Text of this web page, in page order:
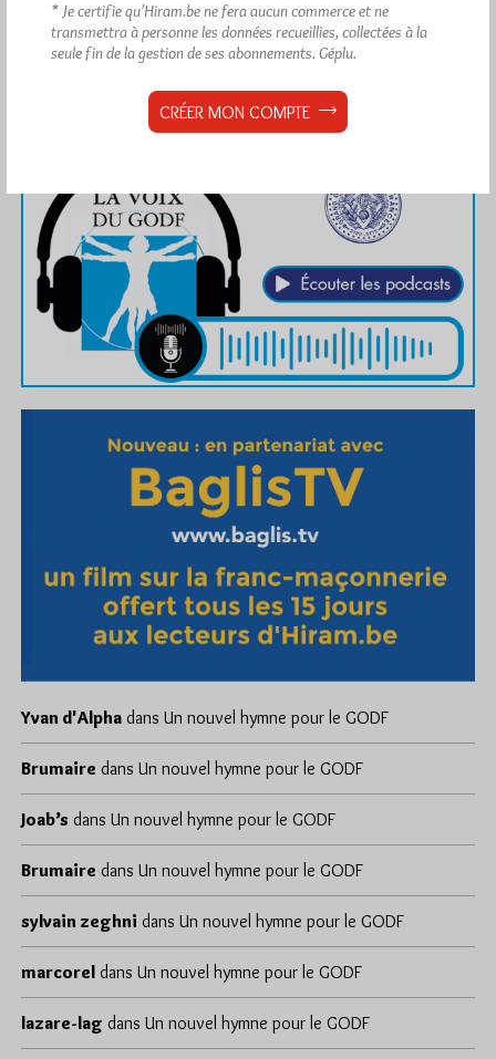
Yvan d'Alpha dans Un nouvel hymne pour le GODF
Brumaire dans Un nouvel hymne pour le GODF
Joab’s dans Un nouvel hymne pour le GODF
Brumaire dans Un nouvel hymne pour le GODF
sylvain zeghni dans Un nouvel hymne pour le GODF
marcorel dans Un nouvel hymne pour le GODF
lazare-lag dans Un nouvel hymne pour le GODF
* Je certifie qu’Hiram.be ne fera aucun commerce et ne
transmettra à personne les données recueillies, collectées à la
seule fin de la gestion de ses abonnements. Géplu.
CRÉER MON COMPTE